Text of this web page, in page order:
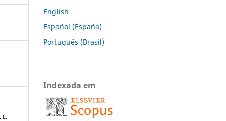
L.
English
Español (España)
Português (Brasil)
Indexada em